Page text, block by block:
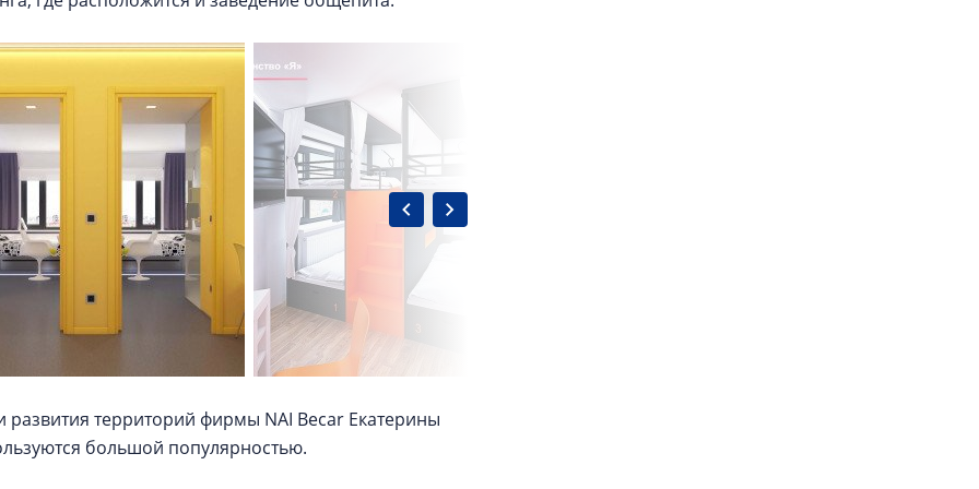
территорий фирмы NAI Becar Екатерины
большой популярностью.